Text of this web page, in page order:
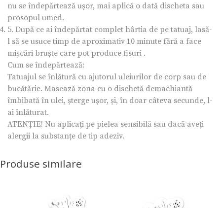
nu se îndepărtează ușor, mai aplică o dată discheta sau
prosopul umed.
5. După ce ai îndepărtat complet hârtia de pe tatuaj, lasă-
l să se usuce timp de aproximativ 10 minute fără a face
mișcări bruște care pot produce fisuri .
Cum se îndepărtează:
Tatuajul se înlătură cu ajutorul uleiurilor de corp sau de
bucătărie. Masează zona cu o dischetă demachiantă
îmbibată în ulei, șterge ușor, și, în doar câteva secunde, l-
ai înlăturat.
ATENȚIE! Nu aplicați pe pielea sensibilă sau dacă aveți
alergii la substanțe de tip adeziv.
Produse similare